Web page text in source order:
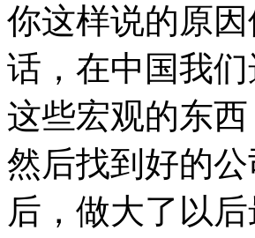
你这样说的原
话，在中国我
这些宏观的东
然后找到好的
后，做大了以